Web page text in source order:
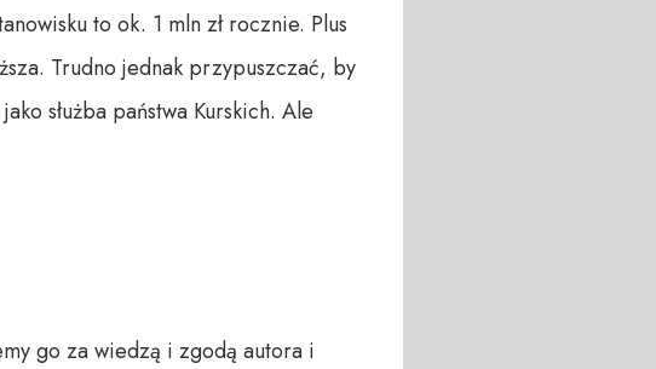
to ok. 1 mln zł rocznie. Plus
Trudno jednak przypuszczać, by
służba państwa Kurskich. Ale
go za wiedzą i zgodą autora i